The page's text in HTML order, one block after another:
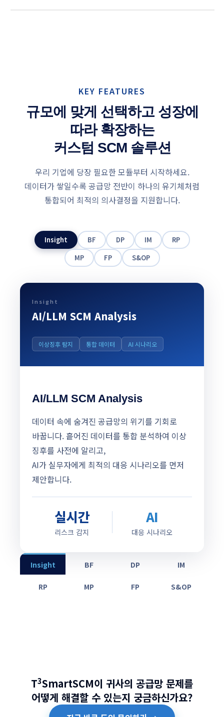
KEY FEATURES
규모에 맞게 선택하고 성장에
따라 확장하는
커스텀 SCM 솔루션
우리 기업에 당장 필요한 모듈부터 시작하세요.
데이터가 쌓일수록 공급망 전반이 하나의 유기체처럼
통합되어 최적의 의사결정을 지원합니다.
Insight BF DP IM
RP
MP
FP S&OP
Insight
AI/LLM SCM Analysis
이상징후 탐지 통합 데이터 AI 시나리오
AI/LLM SCM Analysis
데이터 속에 숨겨진 공급망의 위기를 기회로
바꿉니다. 흩어진 데이터를 통합 분석하여 이상
징후를 사전에 알리고,
AI가 실무자에게 최적의 대응 시나리오를 먼저
제안합니다.
실시간
리스크 감지
AI
대응 시나리오
Insight BF DP IM
RP MP FP S&OP
T3SmartSCM이 귀사의 공급망 문제를
어떻게 해결할 수 있는지 궁금하신가요?